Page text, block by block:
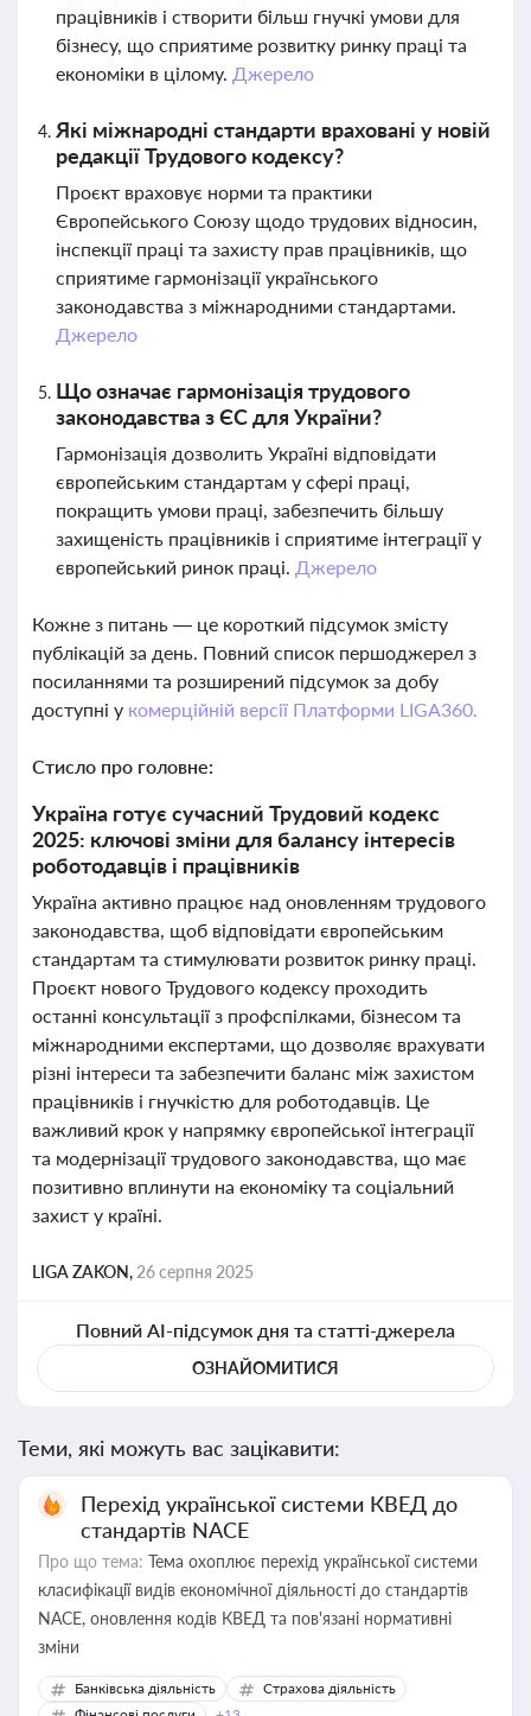
працівників і створити більш гнучкі умови для
бізнесу, що сприятиме розвитку ринку праці та
економіки в цілому. Джерело
Які міжнародні стандарти враховані у новій
редакції Трудового кодексу?
Проєкт враховує норми та практики
Європейського Союзу щодо трудових відносин,
інспекції праці та захисту прав працівників, що
сприятиме гармонізації українського
законодавства з міжнародними стандартами.
Джерело
Що означає гармонізація трудового
законодавства з ЄС для України?
Гармонізація дозволить Україні відповідати
європейським стандартам у сфері праці,
покращить умови праці, забезпечить більшу
захищеність працівників і сприятиме інтеграції у
європейський ринок праці. Джерело
Кожне з питань — це короткий підсумок змісту
публікацій за день. Повний список першоджерел з
посиланнями та розширений підсумок за добу
доступні у комерційній версії Платформи LIGA360.
Стисло про головне:
Україна готує сучасний Трудовий кодекс
2025: ключові зміни для балансу інтересів
роботодавців і працівників
Україна активно працює над оновленням трудового
законодавства, щоб відповідати європейським
стандартам та стимулювати розвиток ринку праці.
Проєкт нового Трудового кодексу проходить
останні консультації з профспілками, бізнесом та
міжнародними експертами, що дозволяє врахувати
різні інтереси та забезпечити баланс між захистом
працівників і гнучкістю для роботодавців. Це
важливий крок у напрямку європейської інтеграції
та модернізації трудового законодавства, що має
позитивно вплинути на економіку та соціальний
захист у країні.
LIGA ZAKON, 26 серпня 2025
Повний AI-підсумок дня та статті-джерела
ОЗНАЙОМИТИСЯ
Теми, які можуть вас зацікавити:
Перехід української системи КВЕД до
стандартів NACE
Про що тема: Тема охоплює перехід української системи
класифікації видів економічної діяльності до стандартів
NACE, оновлення кодів КВЕД та пов'язані нормативні
зміни
Банківська діяльність
Страхова діяльність